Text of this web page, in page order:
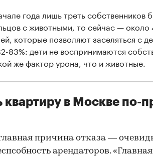
года лишь треть собственников
с животными, то сейчас — около
которые позволяют заселяться с
83%: дети не воспринимаются
же фактор урона, что и животные.
квартиру в Москве по-
причина отказа —
арендаторов.